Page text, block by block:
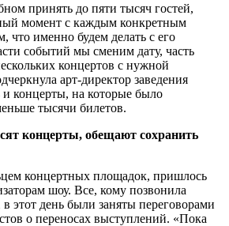
принять до пяти тысяч гостей,
момент с каждым конкретным
что именно будем делать с его
событий мы сменим дату, часть
концертов с нужной
арт-директор заведения
концерты, на которые было
тысячи билетов.
концерты, обещают сохранить
концертных площадок, пришлось
шоу. Все, кому позвонила
этот день были заняты переговорами
о переносах выступлений. «Пока